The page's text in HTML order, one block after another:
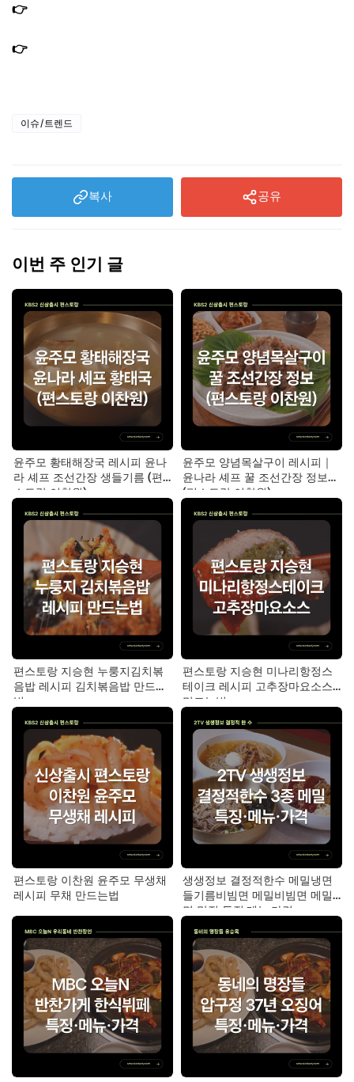
👉
👉
이슈/트렌드
복사 공유
이번 주 인기 글
윤주모 황태해장국 레시피 윤나
라 셰프 조선간장 생들기름 (편
스토랑 이찬원)
윤주모 양념목살구이 레시피｜
윤나라 셰프 꿀 조선간장 정보
(편스토랑 이찬원)
편스토랑 지승현 누룽지김치볶
음밥 레시피 김치볶음밥 만드는
법
편스토랑 지승현 미나리항정스
테이크 레시피 고추장마요소스
만드는법
편스토랑 이찬원 윤주모 무생채
레시피 무채 만드는법
생생정보 결정적한수 메밀냉면
들기름비빔면 메밀비빔면 메밀
면 맛집 특징·메뉴·가격